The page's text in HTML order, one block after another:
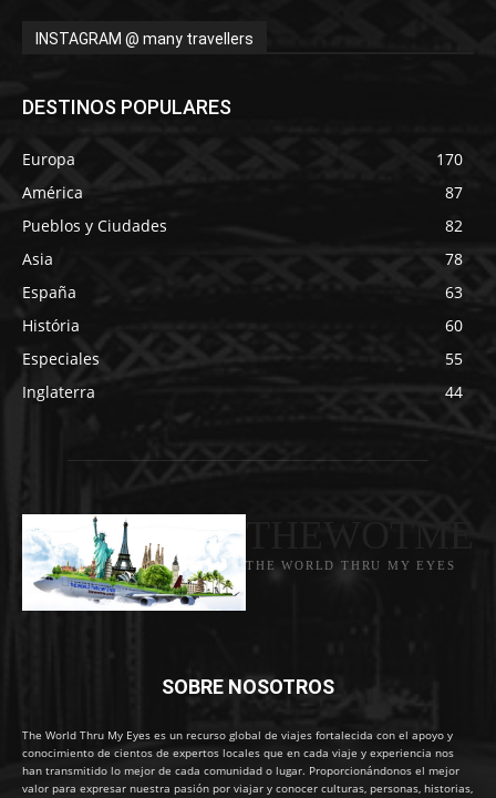
INSTAGRAM @ many travellers
DESTINOS POPULARES
Europa
170
América
87
Pueblos y Ciudades
82
Asia
78
España
63
História
60
Especiales
55
Inglaterra
44
THE WORLD THRU MY EYES
SOBRE NOSOTROS
The World Thru My Eyes es un recurso global de viajes fortalecida con el apoyo y
conocimiento de cientos de expertos locales que en cada viaje y experiencia nos
han transmitido lo mejor de cada comunidad o lugar. Proporcionándonos el mejor
valor para expresar nuestra pasión por viajar y conocer culturas, personas, historias,